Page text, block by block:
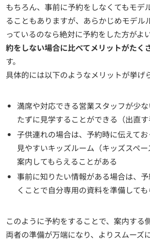
もちろん、事前に予約をしなくてもモデ
ることもありますが、あらかじめモデル
っているのなら絶対に予約をした方がよ
約をしない場合に比べてメリットがたく
す。
具体的には以下のようなメリットが挙げ
満席や対応できる営業スタッフが少
たずに見学することができる（出直す
子供連れの場合は、予約時に伝えて
見やすいキッズルーム（キッズスペ
案内してもらえることがある
事前に知りたい情報がある場合は、
くことで自分専用の資料を準備しても
このように予約をすることで、案内する
両者の準備が万端になり、よりスムーズ